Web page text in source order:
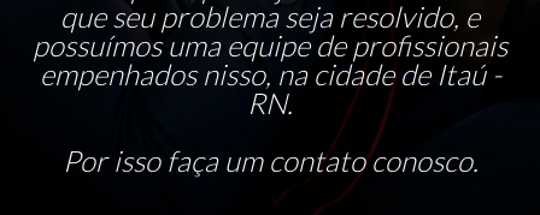
que seu problema seja resolvido, e
possuímos uma equipe de profissionais
empenhados nisso, na cidade de Itaú -
RN.
Por isso faça um contato conosco.